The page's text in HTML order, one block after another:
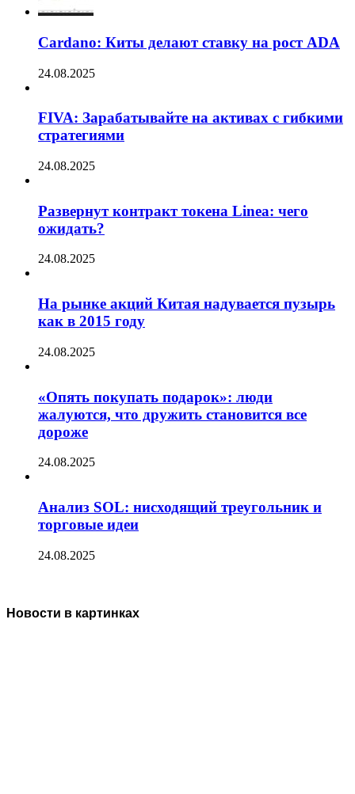
Cardano: Киты делают ставку на рост ADA
24.08.2025
FIVA: Зарабатывайте на активах с гибкими
стратегиями
24.08.2025
Развернут контракт токена Linea: чего
ожидать?
24.08.2025
На рынке акций Китая надувается пузырь
как в 2015 году
24.08.2025
«Опять покупать подарок»: люди
жалуются, что дружить становится все
дороже
24.08.2025
Анализ SOL: нисходящий треугольник и
торговые идеи
24.08.2025
Новости в картинках